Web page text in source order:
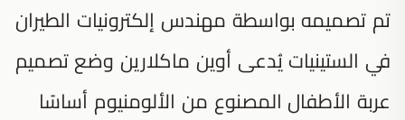
تم تصميمه بواسطة مهندس إلكترونيات الطيران
في الستينيات يُدعى أوين ماكلارين وضع تصميم
عربة الأطفال المصنوع من الألومنيوم أساسًا